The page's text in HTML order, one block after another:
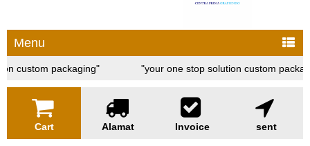
Menu
custom packaging" "your one stop solution custom
Cart Alamat Invoice sent